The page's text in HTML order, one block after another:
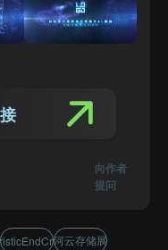
向作者
提问
星河云存储展示